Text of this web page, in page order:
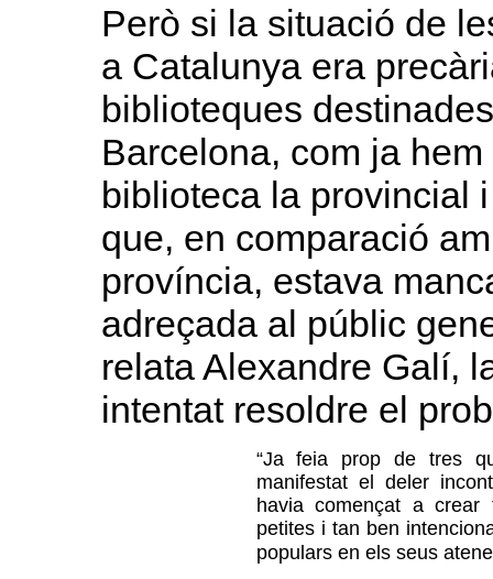
Però si la situació de
a Catalunya era
biblioteques
Barcelona, com ja
biblioteca la provincial
que, en comparació
província, estava
adreçada al públic
relata Alexandre Galí,
intentat resoldre el
“Ja feia prop de tres
manifestat el deler
havia començat a
petites i tan ben
populars en els seus